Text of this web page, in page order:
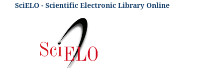
SciELO - Scientific Electronic Library Online